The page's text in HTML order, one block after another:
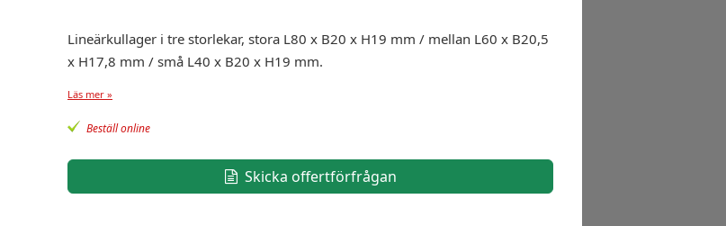
Lineärkullager i tre storlekar, stora L80 x B20 x H19 mm / mellan L60 x B20,5
x H17,8 mm / små L40 x B20 x H19 mm.
Läs mer »
Beställ online
Skicka offertförfrågan